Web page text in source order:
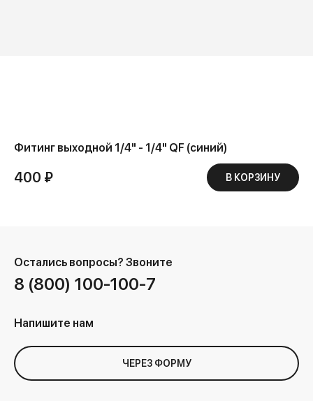
Фитинг выходной 1/4" - 1/4" QF (синий)
400 ₽ В КОРЗИНУ
Остались вопросы? Звоните
8 (800) 100-100-7
Напишите нам
ЧЕРЕЗ ФОРМУ